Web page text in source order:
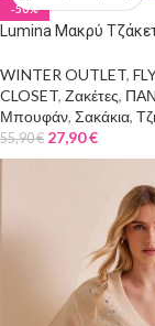
-50%
Lumina Μακρύ
WINTER OUTLET,
CLOSET, Ζακέτες,
Μπουφάν, Σακάκια,
55,90€ 27,90€